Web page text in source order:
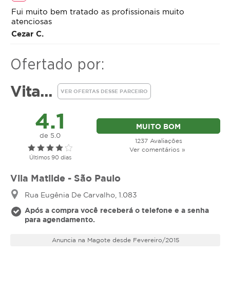
Fui muito bem tratado as profissionais muito
atenciosas
Cezar C.
Ofertado por:
Vita... VER OFERTAS DESSE PARCEIRO
4.1
de 5.0
Últimos 90 dias
MUITO BOM
1237 Avaliações
Ver comentários »
Vila Matilde - São Paulo
Rua Eugênia De Carvalho, 1.083
Após a compra você receberá o telefone e a senha
para agendamento.
Anuncia na Magote desde Fevereiro/2015